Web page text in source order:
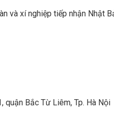
và xí nghiệp tiếp nhận Nhật
quận Bắc Từ Liêm, Tp. Hà Nội